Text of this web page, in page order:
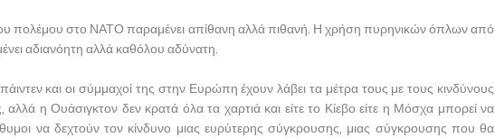
πολέμου στο ΝΑΤΟ παραμένει απίθανη αλλά πιθανή. Η χρήση πυρηνικών όπλων από
αδιανόητη αλλά καθόλου αδύνατη.
και οι σύμμαχοί της στην Ευρώπη έχουν λάβει τα μέτρα τους με τους κινδύνους
αλλά η Ουάσιγκτον δεν κρατά όλα τα χαρτιά και είτε το Κίεβο είτε η Μόσχα μπορεί να
να δεχτούν τον κίνδυνο μιας ευρύτερης σύγκρουσης, μιας σύγκρουσης που θα